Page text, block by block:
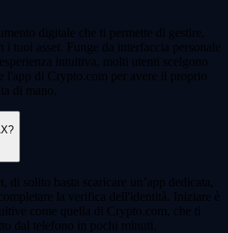
digitale che ti permette di gestire,
i tuoi asset. Funge da interfaccia personale
intuitiva, molti utenti scelgono
l'app di Crypto.com per avere il proprio
di mano.
di solito basta scaricare un’app dedicata,
la verifica dell'identità. Iniziare è
come quella di Crypto.com, che ti
dal telefono in pochi minuti.